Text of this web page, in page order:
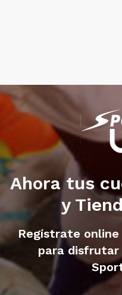
Ahora tus
y
Regístrate
para disfrutar